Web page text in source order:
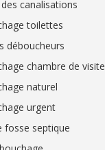
canalisations
toilettes
déboucheurs
chambre de visite
naturel
urgent
fosse septique